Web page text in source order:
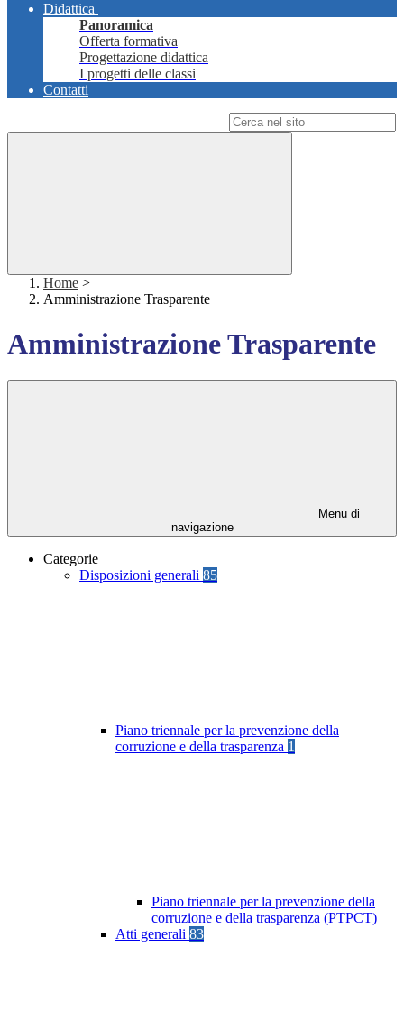
Didattica
Panoramica
Offerta formativa
Progettazione didattica
I progetti delle classi
Contatti
Home >
Amministrazione Trasparente
Amministrazione Trasparente
Menu di
navigazione
Categorie
Disposizioni generali 85
Piano triennale per la prevenzione della
corruzione e della trasparenza 1
Piano triennale per la prevenzione della
corruzione e della trasparenza (PTPCT)
Atti generali 83